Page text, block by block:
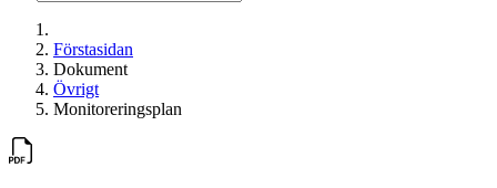
Förstasidan
Dokument
Övrigt
Monitoreringsplan